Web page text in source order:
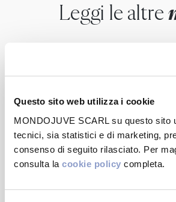
Questo sito web utilizza i cookie
MONDOJUVE SCARL su questo sito
tecnici, sia statistici e di marketing,
consenso di seguito rilasciato. Per
consulta la cookie policy completa.
Leggi le altre
NEWS